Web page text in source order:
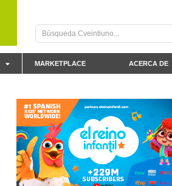
ACERCA DE
MARKETPLACE